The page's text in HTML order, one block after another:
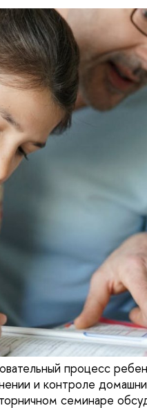
процесс
и контроле
семинаре